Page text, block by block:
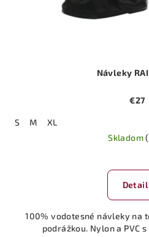
Návleky
€27
S M
XL
Skladom
Detail
100% vodotesné návleky na
podrážkou. Nylon a PVC